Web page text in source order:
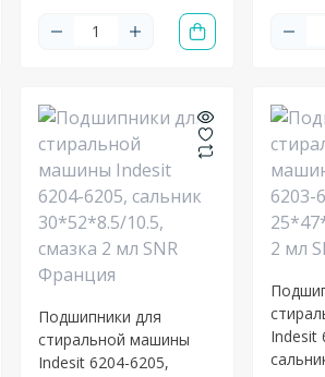
Подшипники для
стиральной машины
Indesit 6204-6205,
Indesit